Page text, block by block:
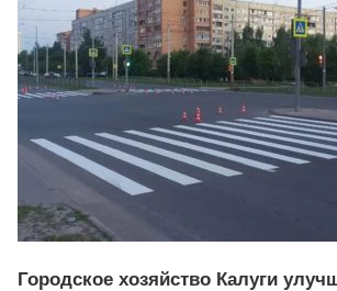
Городское хозяйство Калуги